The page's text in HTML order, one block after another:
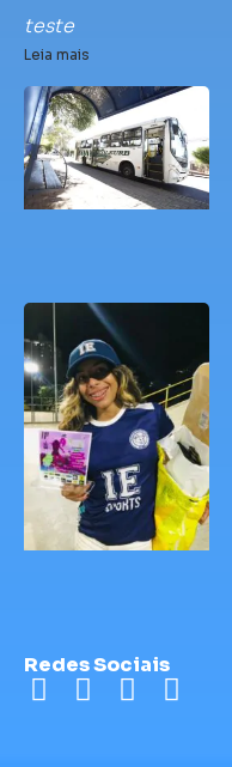
teste
Leia mais
Redes Sociais